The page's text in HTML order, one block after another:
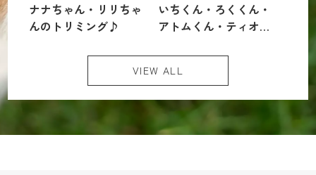
ナナちゃん・リリちゃ
んのトリミング♪
いちくん・ろくくん・
アトムくん・ティオち
ムちゃんのトリミング
♪
チ
グ♪
VIEW ALL